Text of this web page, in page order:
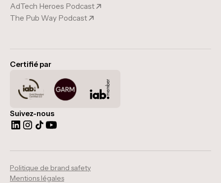
AdTech Heroes Podcast
The Pub Way Podcast
Certifié par
Suivez-nous
Politique de brand safety
Mentions légales